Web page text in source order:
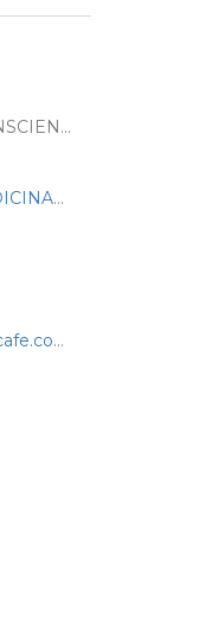
ENSAMBLES CAFE CONSCIENTE
YOHUALLIVARGASMEDICINA@GMAIL.COM
https://www.ensamblescafe.com/